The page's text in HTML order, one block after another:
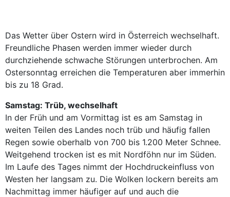
Das Wetter über Ostern wird in Österreich wechselhaft.
Freundliche Phasen werden immer wieder durch
durchziehende schwache Störungen unterbrochen. Am
Ostersonntag erreichen die Temperaturen aber immerhin
bis zu 18 Grad.
Samstag: Trüb, wechselhaft
In der Früh und am Vormittag ist es am Samstag in
weiten Teilen des Landes noch trüb und häufig fallen
Regen sowie oberhalb von 700 bis 1.200 Meter Schnee.
Weitgehend trocken ist es mit Nordföhn nur im Süden.
Im Laufe des Tages nimmt der Hochdruckeinfluss von
Westen her langsam zu. Die Wolken lockern bereits am
Nachmittag immer häufiger auf und auch die